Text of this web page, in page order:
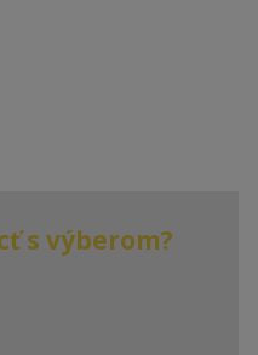
s výberom?